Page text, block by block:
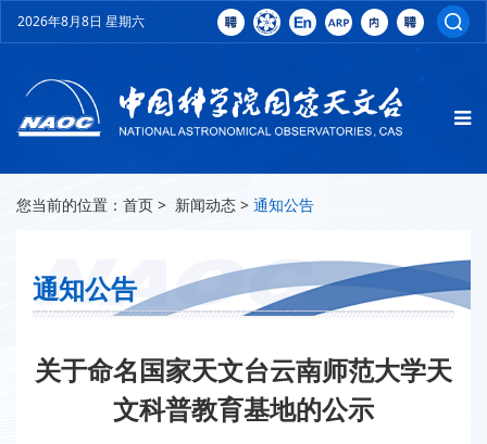
2026年8月8日 星期六
您当前的位置： 首页 > 新闻动态 > 通知公告
通知公告
关于命名国家天文台云南师范大学天
文科普教育基地的公示